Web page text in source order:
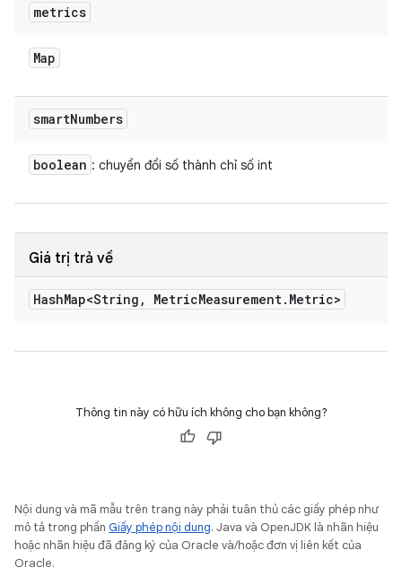
metrics
Map
smartNumbers
boolean : chuyển đổi số thành chỉ số int
Giá trị trả về
HashMap<String , MetricMeasurement. Metric>
Thông tin này có hữu ích không cho bạn không?
Nội dung và mã mẫu trên trang này phải tuân thủ các giấy phép như
mô tả trong phần Giấy phép nội dung. Java và OpenJDK là nhãn hiệu
hoặc nhãn hiệu đã đăng ký của Oracle và/hoặc đơn vị liên kết của
Oracle.